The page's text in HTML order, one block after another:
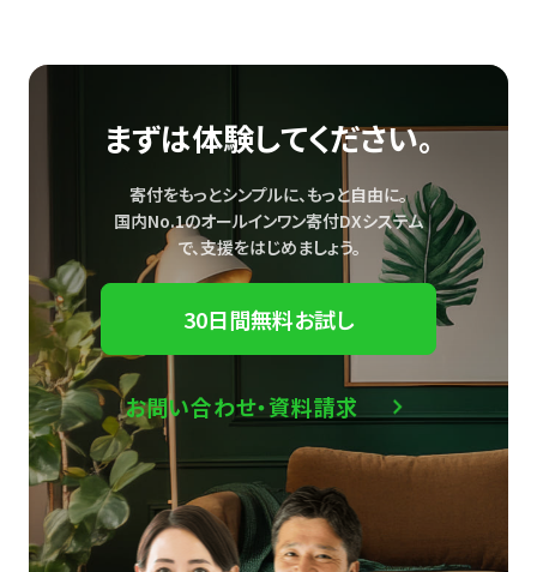
まずは体験してください。
寄付をもっとシンプルに、もっと自由に。
国内No.1のオールインワン寄付DXシステム
で、支援をはじめましょう。
30日間無料お試し
お問い合わせ・資料請求